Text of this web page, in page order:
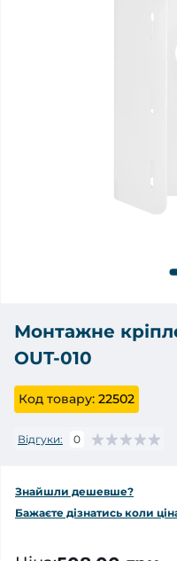
Монтажне
OUT-010
Код товару: 22502
Відгуки: 0
Знайшли дешевше?
Бажаєте дізнатись коли